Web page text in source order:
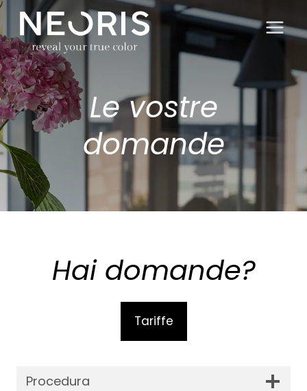
Salta
contenuto
Le vostre
domande
Hai domande?
Tariffe
Procedura